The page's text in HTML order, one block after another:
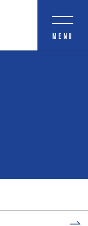
MENU